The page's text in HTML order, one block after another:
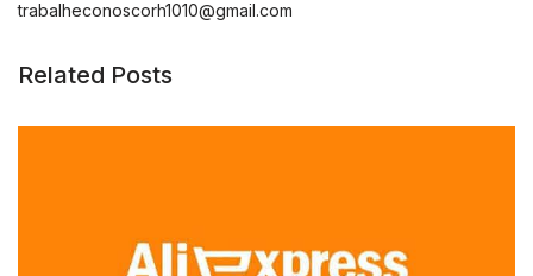
trabalheconoscorh1010@gmail.com
Related Posts